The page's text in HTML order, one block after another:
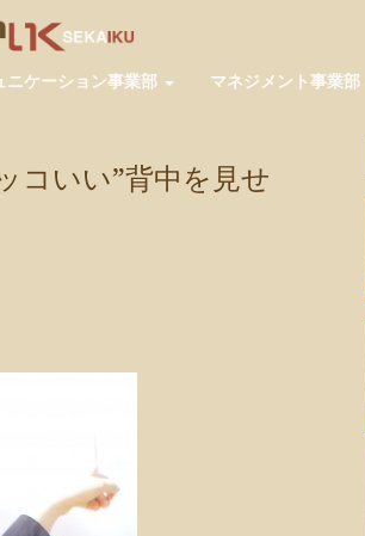
ニケーション事業部 マネジメント事業部
コいい”背中を見せ